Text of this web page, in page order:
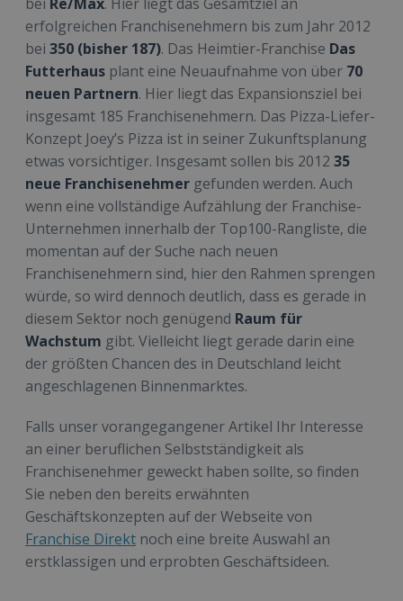
erfolgreichen Franchisenehmern bis zum Jahr 2012
bei 350 (bisher 187). Das Heimtier-Franchise Das
Futterhaus plant eine Neuaufnahme von über 70
neuen Partnern. Hier liegt das Expansionsziel bei
insgesamt 185 Franchisenehmern. Das Pizza-Liefer-
Konzept Joey’s Pizza ist in seiner Zukunftsplanung
etwas vorsichtiger. Insgesamt sollen bis 2012 35
neue Franchisenehmer gefunden werden. Auch
wenn eine vollständige Aufzählung der Franchise-
Unternehmen innerhalb der Top100-Rangliste, die
momentan auf der Suche nach neuen
Franchisenehmern sind, hier den Rahmen sprengen
würde, so wird dennoch deutlich, dass es gerade in
diesem Sektor noch genügend Raum für
Wachstum gibt. Vielleicht liegt gerade darin eine
der größten Chancen des in Deutschland leicht
angeschlagenen Binnenmarktes.
Falls unser vorangegangener Artikel Ihr Interesse
an einer beruflichen Selbstständigkeit als
Franchisenehmer geweckt haben sollte, so finden
Sie neben den bereits erwähnten
Geschäftskonzepten auf der Webseite von
Franchise Direkt noch eine breite Auswahl an
erstklassigen und erprobten Geschäftsideen.